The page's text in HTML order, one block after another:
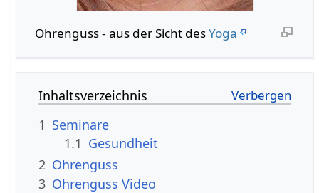
Ohrenguss - aus der Sicht desYoga
Inhaltsverzeichnis
1 Seminare
1.1 Gesundheit
2 Ohrenguss
3 Ohrenguss Video